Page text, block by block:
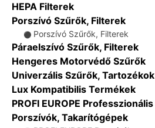
HEPA Filterek
Porszívó Szűrők, Filterek
⚫ Porszívó Szűrők, Filterek
Páraelszívó Szűrők, Filterek
Hengeres Motorvédő Szűrők
Univerzális Szűrők, Tartozékok
Lux Kompatibilis Termékek
PROFI EUROPE Professzionális
Porszívók, Takarítógépek